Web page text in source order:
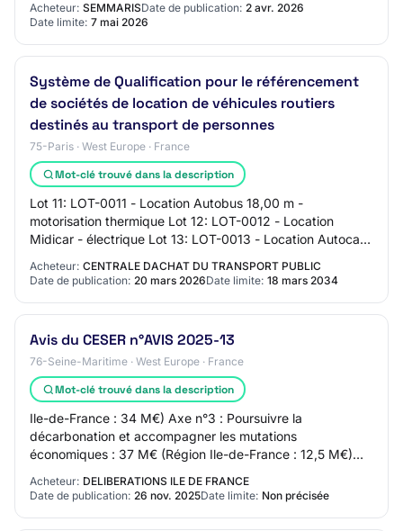
Acheteur: SEMMARISDate de publication: 2 avr. 2026
Date limite: 7 mai 2026
Système de Qualification pour le référencement
de sociétés de location de véhicules routiers
destinés au transport de personnes
75-Paris · West Europe · France
Mot-clé trouvé dans la description
Lot 11: LOT-0011 - Location Autobus 18,00 m -
motorisation thermique Lot 12: LOT-0012 - Location
Midicar - électrique Lot 13: LOT-0013 - Location Autocar
Acheteur: CENTRALE DACHAT DU TRANSPORT PUBLIC
Date de publication: 20 mars 2026Date limite: 18 mars 2034
Avis du CESER n°AVIS 2025-13
76-Seine-Maritime · West Europe · France
Mot-clé trouvé dans la description
Ile-de-France : 34 M€) Axe n°3 : Poursuivre la
décarbonation et accompagner les mutations
économiques : 37 M€ (Région Ile-de-France : 12,5 M€)
Acheteur: DELIBERATIONS ILE DE FRANCE
Date de publication: 26 nov. 2025Date limite: Non précisée